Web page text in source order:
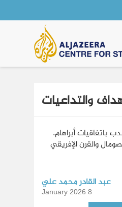
Main
navigation
والتداعيات
يربط باب المندب باتفاقيات أبراهام.
والقرن الإفريقي
عبد القادر محمد علي
8 January 2026